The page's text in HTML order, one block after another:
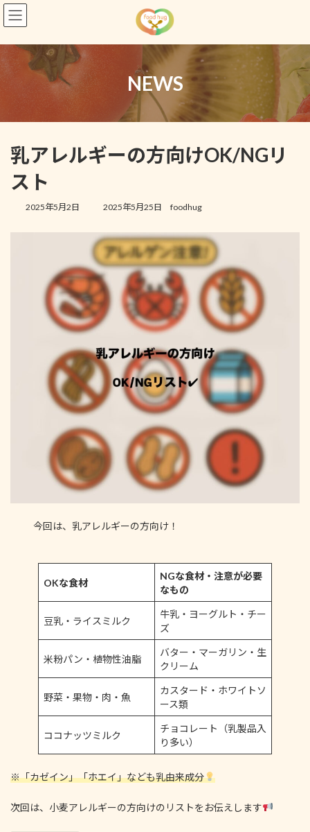
コ
ン
ン
ツ
へ
ナ
ビ
ー
シ
ョ
NEWS
乳アレルギーの方向けOK/NGリ
スト
2025年5月2日
最
更
新
日
時
:
2025年5月25日 foodhug
今回は、乳アレルギーの方向け！
OKな食材
NGな食材・注意が必要
なもの
豆乳・ライスミルク
牛乳・ヨーグルト・チー
ズ
米粉パン・植物性油脂
バター・マーガリン・生
クリーム
野菜・果物・肉・魚
カスタード・ホワイトソ
ース類
ココナッツミルク
チョコレート（乳製品入
り多い）
※「カゼイン」「ホエイ」なども乳由来成分
次回は、小麦アレルギーの方向けのリストをお伝えします